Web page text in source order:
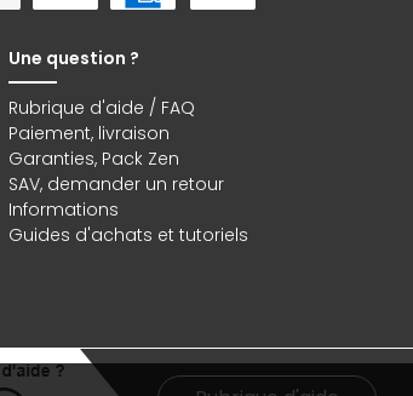
Une question ?
Rubrique d'aide / FAQ
Paiement, livraison
Garanties, Pack Zen
SAV, demander un retour
Informations
Guides d'achats et tutoriels